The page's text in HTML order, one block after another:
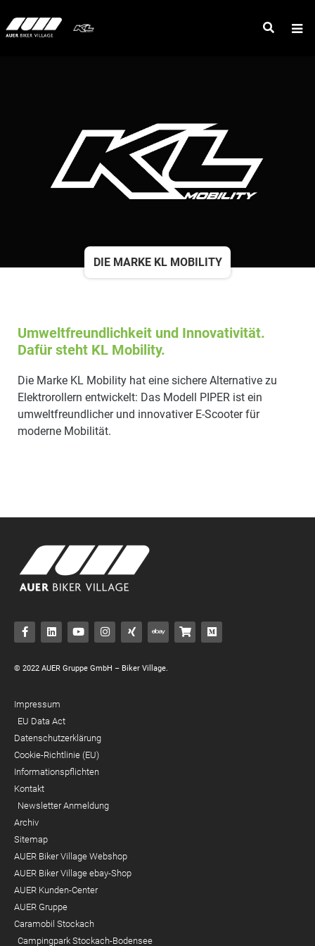
DIE MARKE KL MOBILITY
Umweltfreundlichkeit und Innovativität.
Dafür steht KL Mobility.
Die Marke KL Mobility hat eine sichere Alternative zu
Elektrorollern entwickelt: Das Modell PIPER ist ein
umweltfreundlicher und innovativer E-Scooter für
moderne Mobilität.
© 2022 AUER Gruppe GmbH – Biker Village.
Impressum
EU Data Act
Datenschutzerklärung
Cookie-Richtlinie (EU)
Informationspflichten
Kontakt
Newsletter Anmeldung
Archiv
Sitemap
AUER Biker Village Webshop
AUER Biker Village ebay-Shop
AUER Kunden-Center
AUER Gruppe
Caramobil Stockach
Campingpark Stockach-Bodensee